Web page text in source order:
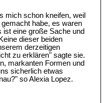
mich schon kneifen, weil
habe, es waren
ist eine große Sache und
dieser beiden
derzeitigen
zu erklären" sagte sie.
markanten Formen und
sicherlich etwas
so Alexia Lopez.